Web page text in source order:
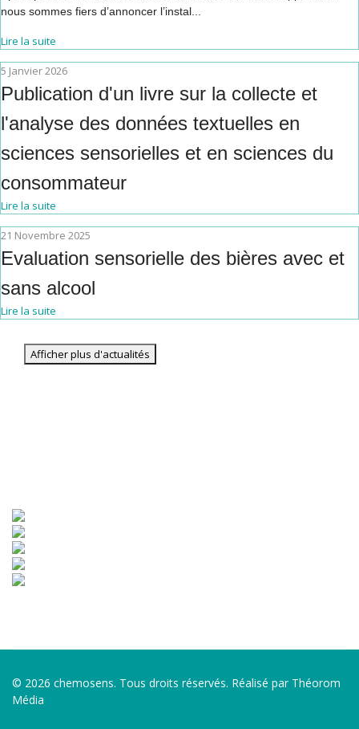
nous sommes fiers d’annoncer l’instal...
Lire la suite
5 Janvier 2026
Publication d'un livre sur la collecte et
l'analyse des données textuelles en
sciences sensorielles et en sciences du
consommateur
Lire la suite
21 Novembre 2025
Evaluation sensorielle des bières avec et
sans alcool
Lire la suite
Afficher plus d'actualités
© 2026 chemosens. Tous droits réservés. Réalisé par Théorom
Média